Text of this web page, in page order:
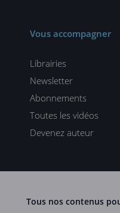
Vous accompagner
Librairies
Newsletter
Abonnements
Toutes les vidéos
Devenez auteur
Tous nos contenus